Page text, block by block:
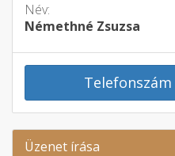
Név:
Némethné Zsuzsa
Üzenet írása